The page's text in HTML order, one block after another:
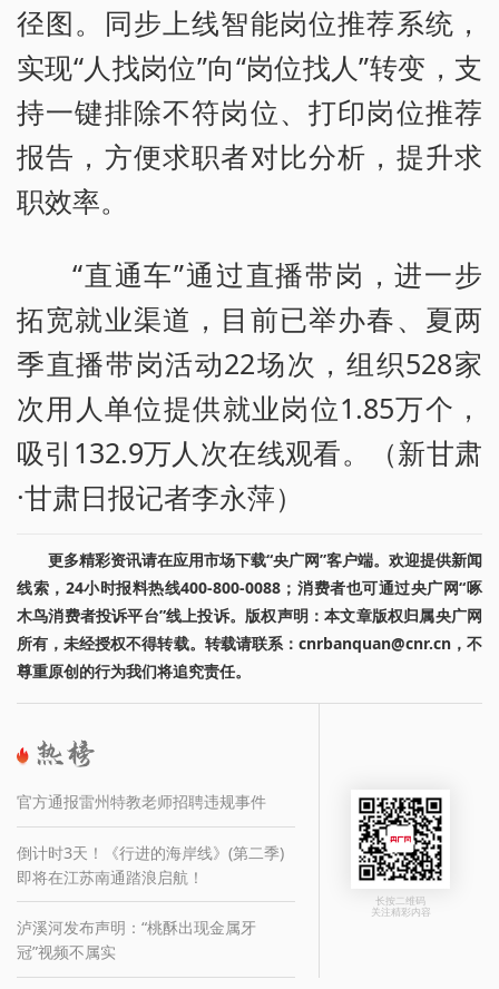
径图。同步上线智能岗位推荐系统，
实现“人找岗位”向“岗位找人”转变，支
持一键排除不符岗位、打印岗位推荐
报告，方便求职者对比分析，提升求
职效率。
“直通车”通过直播带岗，进一步
拓宽就业渠道，目前已举办春、夏两
季直播带岗活动22场次，组织528家
次用人单位提供就业岗位1.85万个，
吸引132.9万人次在线观看。（新甘肃
·甘肃日报记者李永萍）
更多精彩资讯请在应用市场下载“央广网”客户端。欢迎提供新闻
线索，24小时报料热线400-800-0088；消费者也可通过央广网“啄
木鸟消费者投诉平台”线上投诉。版权声明：本文章版权归属央广网
所有，未经授权不得转载。转载请联系：cnrbanquan@cnr.cn，不
尊重原创的行为我们将追究责任。
官方通报雷州特教老师招聘违规事件
倒计时3天！《行进的海岸线》(第二季)
即将在江苏南通踏浪启航！
泸溪河发布声明：“桃酥出现金属牙
冠”视频不属实
长按二维码
关注精彩内容